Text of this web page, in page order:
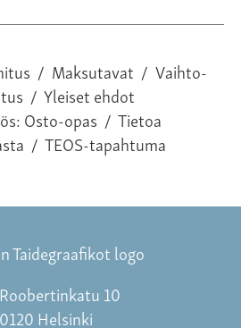
/ Maksutavat / Vaihto-
/ Yleiset ehdot
Osto-opas / Tietoa
/ TEOS-tapahtuma
10
Helsinki